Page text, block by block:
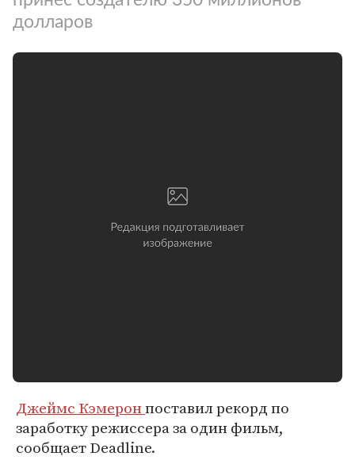
долларов
Джеймс Кэмеронпоставил рекорд по
заработку режиссера за один фильм,
сообщает Deadline.